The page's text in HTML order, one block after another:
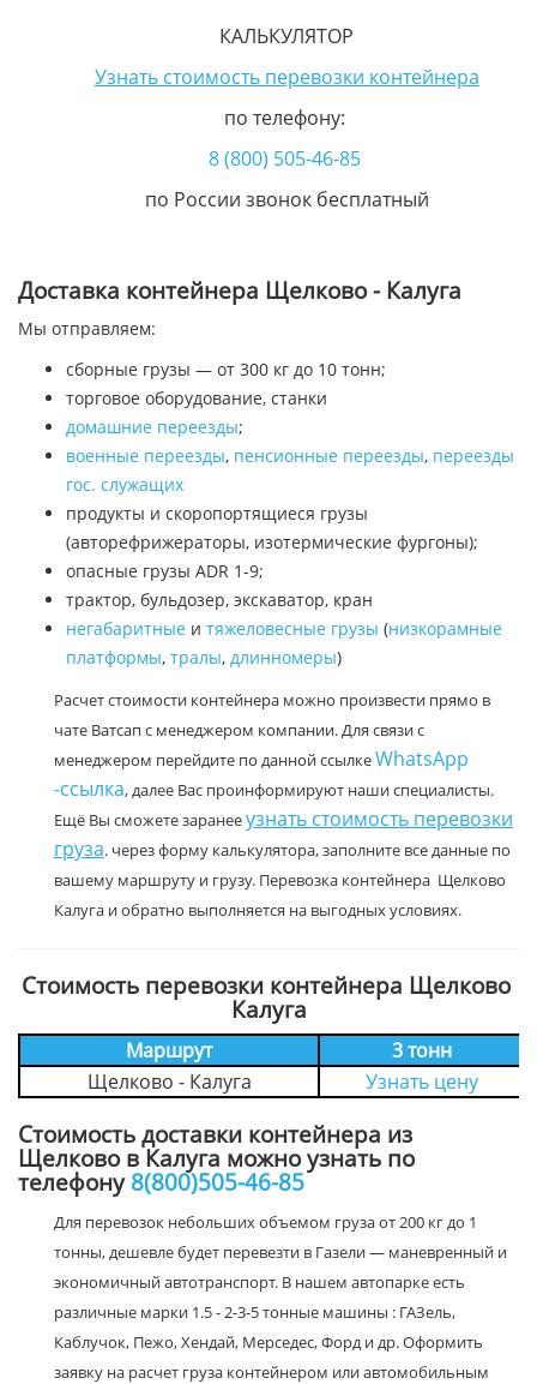
КАЛЬКУЛЯТОР
Узнать стоимость перевозки контейнера
по телефону:
8 (800) 505-46-85
по России звонок бесплатный
Доставка контейнера Щелково - Калуга
Мы отправляем:
сборные грузы — от 300 кг до 10 тонн;
торговое оборудование, станки
домашние переезды;
военные переезды, пенсионные переезды, переезды
гос. служащих
продукты и скоропортящиеся грузы
(авторефрижераторы, изотермические фургоны);
опасные грузы ADR 1-9;
трактор, бульдозер, экскаватор, кран
негабаритные и тяжеловесные грузы (низкорамные
платформы, тралы, длинномеры)
Расчет стоимости контейнера можно произвести прямо в
чате Ватсап с менеджером компании. Для связи с
менеджером перейдите по данной ссылкеWhatsApp
-ссылка, далее Вас проинформируют наши специалисты.
Ещё Вы сможете заранееузнать стоимость перевозки
груза. через форму калькулятора, заполните все данные по
вашему маршруту и грузу. Перевозка контейнера Щелково
Калуга и обратно выполняется на выгодных условиях.
Стоимость перевозки контейнера Щелково
Калуга
Маршрут
3 тонн
Щелково - Калуга
Узнать цену
Стоимость доставки контейнера из
Щелково в Калуга можно узнать по
телефону 8(800)505-46-85
Для перевозок небольших объемом груза от 200 кг до 1
тонны, дешевле будет перевезти в Газели — маневренный и
экономичный автотранспорт. В нашем автопарке есть
различные марки 1.5 - 2-3-5 тонные машины : ГАЗель,
Каблучок, Пежо, Хендай, Мерседес, Форд и др. Оформить
заявку на расчет груза контейнером или автомобильным